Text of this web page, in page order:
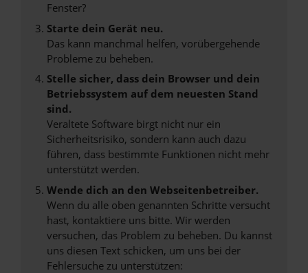
Fenster?
Starte dein Gerät neu.
Das kann manchmal helfen, vorübergehende
Probleme zu beheben.
Stelle sicher, dass dein Browser und dein
Betriebssystem auf dem neuesten Stand
sind.
Veraltete Software birgt nicht nur ein
Sicherheitsrisiko, sondern kann auch dazu
führen, dass bestimmte Funktionen nicht mehr
unterstützt werden.
Wende dich an den Webseitenbetreiber.
Wenn du alle oben genannten Schritte versucht
hast, kontaktiere uns bitte. Wir werden
versuchen, das Problem zu beheben. Du kannst
uns diesen Text schicken, um uns bei der
Fehlersuche zu unterstützen: